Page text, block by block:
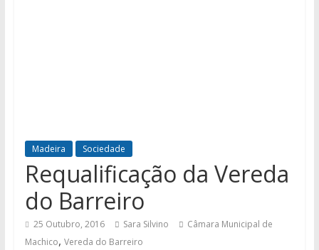
Madeira Sociedade
Requalificação da Vereda
do Barreiro
25 Outubro, 2016 Sara Silvino
Câmara Municipal de
Machico, Vereda do Barreiro